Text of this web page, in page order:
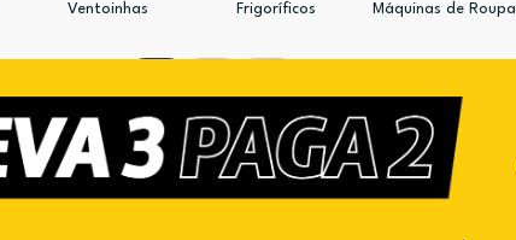
Ventoinhas Frigoríficos Máquinas de Roupa